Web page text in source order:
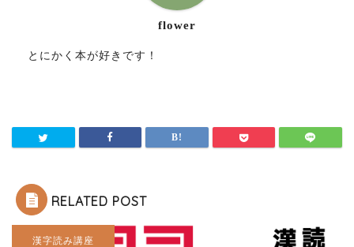
flower
とにかく本が好きです！
RELATED POST
漢字読み講座